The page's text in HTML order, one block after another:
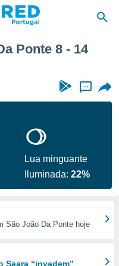
Ponte 8 - 14
...
Lua minguante
Iluminada:22%
São João Da Ponte hoje
Saara “invadem”